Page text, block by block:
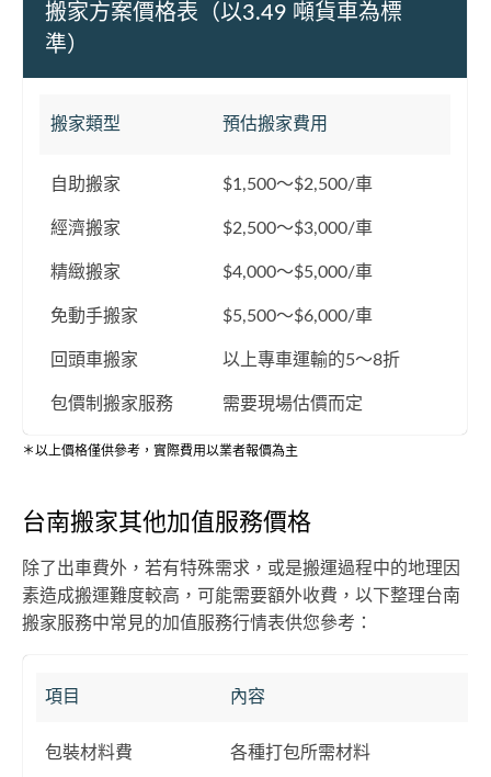
搬家方案價格表（以3.49 噸貨車為標
準）
搬家類型 預估搬家費用
自助搬家 $1,500～$2,500/車
經濟搬家 $2,500～$3,000/車
精緻搬家 $4,000～$5,000/車
免動手搬家 $5,500～$6,000/車
回頭車搬家 以上專車運輸的5～8折
包價制搬家服務 需要現場估價而定
＊以上價格僅供參考，實際費用以業者報價為主
台南搬家其他加值服務價格
除了出車費外，若有特殊需求，或是搬運過程中的地理因
素造成搬運難度較高，可能需要額外收費，以下整理台南
搬家服務中常見的加值服務行情表供您參考：
項目 內容
包裝材料費 各種打包所需材料